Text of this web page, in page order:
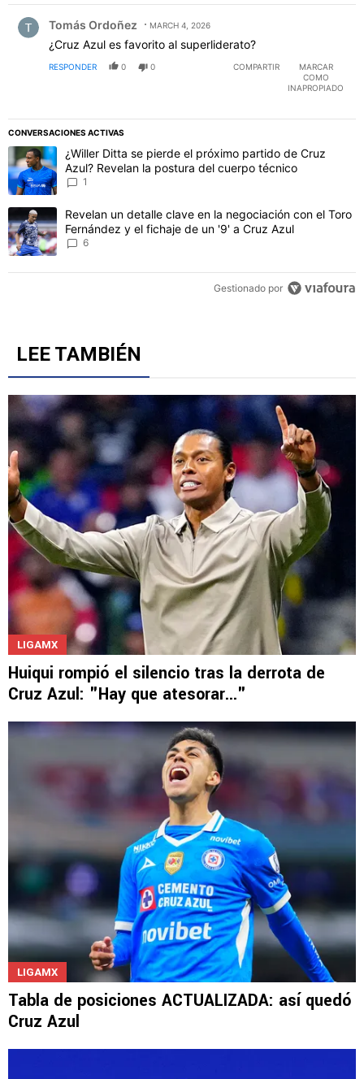
Tomás Ordoñez MARCH 4, 2026
¿Cruz Azul es favorito al superliderato?
RESPONDER 0 0 COMPARTIR
MARCAR
COMO
INAPROPIADO
CONVERSACIONES ACTIVAS
Este listado muestra los artículos con más comentarios en los
Un artículo de tendencia con el título "¿Willer Ditta se pierde el
¿Willer Ditta se pierde el próximo partido de Cruz
Azul? Revelan la postura del cuerpo técnico
1
Un artículo de tendencia con el título "Revelan un detalle clave
Revelan un detalle clave en la negociación con el Toro
Fernández y el fichaje de un '9' a Cruz Azul
6
Gestionado por
LEE TAMBIÉN
LIGAMX
Huiqui rompió el silencio tras la derrota de
Cruz Azul: "Hay que atesorar..."
LIGAMX
Tabla de posiciones ACTUALIZADA: así quedó
Cruz Azul